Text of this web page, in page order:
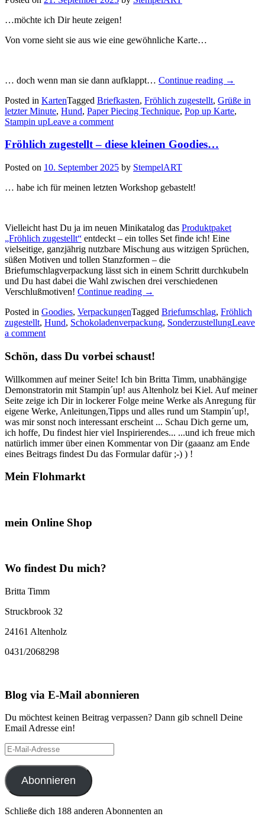
…möchte ich Dir heute zeigen!
Von vorne sieht sie aus wie eine gewöhnliche Karte…
… doch wenn man sie dann aufklappt… Continue reading „Fröhlich
–
diese
→
Posted in KartenTagged Briefkasten, Fröhlich zugestellt, Grüße in
letzter Minute, Hund, Paper Piecing Technique, Pop up Karte,
Stampin upLeave a comment
Fröhlich zugestellt – diese kleinen Goodies…
Posted on 10. September 2025 by StempelART
… habe ich für meinen letzten Workshop gebastelt!
Vielleicht hast Du ja im neuen Minikatalog das Produktpaket
„Fröhlich zugestellt“ entdeckt – ein tolles Set finde ich! Eine
vielseitige, ganzjährig nutzbare Mischung aus witzigen Sprüchen,
süßen Motiven und tollen Stanzformen – die
Briefumschlagverpackung lässt sich in einem Schritt durchkubeln
und Du hast dabei die Wahl zwischen drei verschiedenen
Verschlußmotiven! Continue reading „Fröhlich
–
diese
→
Posted in Goodies, VerpackungenTagged Briefumschlag, Fröhlich
zugestellt, Hund, Schokoladenverpackung, SonderzustellungLeave
a comment
Schön, dass Du vorbei schaust!
Willkommen auf meiner Seite! Ich bin Britta Timm, unabhängige
Demonstratorin mit Stampin´up! aus Altenholz bei Kiel. Auf meiner
Seite zeige ich Dir in lockerer Folge meine Werke als Anregung für
eigene Werke, Anleitungen,Tipps und alles rund um Stampin´up!,
was mir sonst noch interessant erscheint ... Schau Dich gerne um,
ich hoffe, Du findest hier viel Inspirierendes... ...und ich freue mich
natürlich immer über einen Kommentar von Dir (gaaanz am Ende
eines Beitrags findest Du das Formular dafür ;-) ) !
Mein Flohmarkt
mein Online Shop
Wo findest Du mich?
Britta Timm
Struckbrook 32
24161 Altenholz
0431/2068298
Blog via E-Mail abonnieren
Du möchtest keinen Beitrag verpassen? Dann gib schnell Deine
Email Adresse ein!
E-
Mail-
Adresse
Abonnieren
Schließe dich 188 anderen Abonnenten an